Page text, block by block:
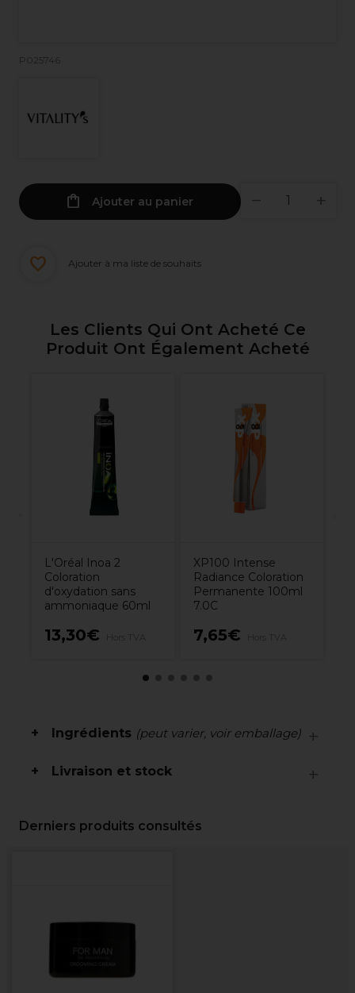
P025746
Ajouter au panier
Ajouter à ma liste de souhaits
Les Clients Qui Ont Acheté Ce
Produit Ont Également Acheté
L'Oréal Inoa 2
Coloration
d'oxydation sans
ammoniaque 60ml
13,30€
XP100 Intense
Radiance Coloration
Permanente 100ml
7.0C
7,65€
Ingrédients (peut varier, voir emballage)
Livraison et stock
Derniers produits consultés